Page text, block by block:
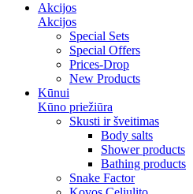
Akcijos
Akcijos
Special Sets
Special Offers
Prices-Drop
New Products
Kūnui
Kūno priežiūra
Skusti ir šveitimas
Body salts
Shower products
Bathing products
Snake Factor